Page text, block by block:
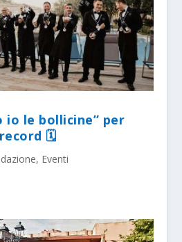
io le bollicine” per
🗓
, Eventi